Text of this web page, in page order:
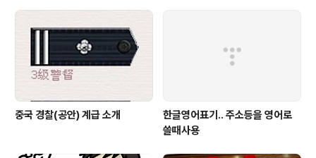
중국 경찰(공안) 계급 소개
한글영어표기.. 주소등을 영어로
쓸때사용